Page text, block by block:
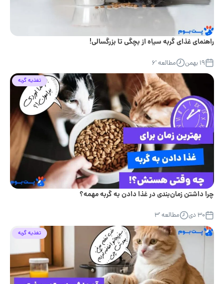
راهنمای غذای گربه سیاه از بچگی تا بزرگسالی!
۱۹ بهمن مطالعه '۶
تغذیه گربه
چرا داشتن زمان‌بندی در غذا دادن به گربه مهمه؟
۳۰ دی مطالعه '۳
تغذیه گربه